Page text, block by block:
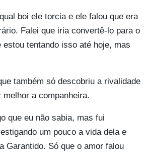
boi ele torcia e ele falou que era
Falei que iria convertê-lo para o
estou tentando isso até hoje, mas
também só descobriu a rivalidade
a companheira.
que eu não sabia, mas fui
um pouco a vida dela e
Garantido. Só que o amor falou